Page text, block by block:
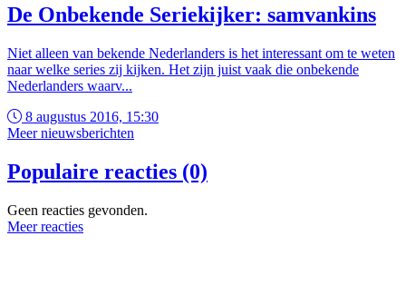
De Onbekende Seriekijker: samvankins
Niet alleen van bekende Nederlanders is het interessant om te weten
naar welke series zij kijken. Het zijn juist vaak die onbekende
Nederlanders waarv...
8 augustus 2016, 15:30
Meer nieuwsberichten
Populaire reacties (0)
Geen reacties gevonden.
Meer reacties